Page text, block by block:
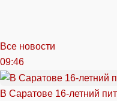
Все новости
09:46
В Саратове 16-летний